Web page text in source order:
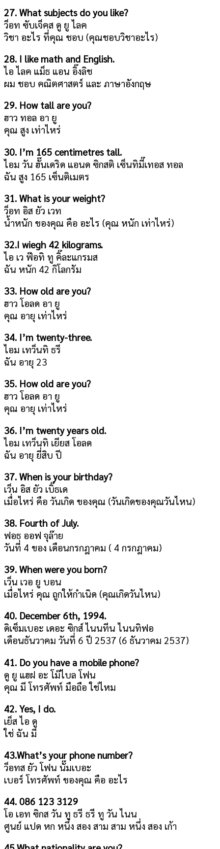
27. What subjects do you like?
ว็อท ซับเจ็คส ดู ยู ไลค
วิชา อะไร ที่คุณ ชอบ (คุณชอบวิชาอะไร)
28. I like math and English.
ไอ ไลค แม็ธ แอน อิ๊งลิช
ผม ชอบ คณิตศาสตร์ และ ภาษาอังกฤษ
29. How tall are you?
ฮาว ทอล อา ยู
คุณ สูง เท่าไหร่
30. I’m 165 centimetres tall.
ไอม วัน ฮั๊นเดริด แอนด ซิกสติ เซ็นทิมี๊เทอส ทอล
ฉัน สูง 165 เซ็นติเมตร
31. What is your weight?
ว็อท อิส ยัว เวท
น้ำหนัก ของคุณ คือ อะไร (คุณ หนัก เท่าไหร่)
32.I wiegh 42 kilograms.
ไอ เว ฟ๊อทิ ทู คิ๊ละแกรมส
ฉัน หนัก 42 กิโลกรัม
33. How old are you?
ฮาว โอลด อา ยู
คุณ อายุ เท่าไหร่
34. I’m twenty-three.
ไอม เทว็นทิ ธรี
ฉัน อายุ 23
35. How old are you?
ฮาว โอลด อา ยู
คุณ อายุ เท่าไหร่
36. I’m twenty years old.
ไอม เทว็นทิ เยียส โอลด
ฉัน อายุ ยี่สิบ ปี
37. When is your birthday?
เว็น อิส ยัว เบิ๊ธเด
เมื่อไหร่ คือ วันเกิด ของคุณ (วันเกิดของคุณวันไหน)
38. Fourth of July.
ฟอธ ออฟ จุล๊าย
วันที่ 4 ของ เดือนกรกฎาคม ( 4 กรกฎาคม)
39. When were you born?
เว็น เวอ ยู บอน
เมื่อไหร่ คุณ ถูกให้กำเนิด (คุณเกิดวันไหน)
40. December 6th, 1994.
ดิเซ็มเบอะ เดอะ ซิกส์ ไนนทีน ไนนทิฟอ
เดือนธันวาคม วันที่ 6 ปี 2537 (6 ธันวาคม 2537)
41. Do you have a mobile phone?
ดู ยู แฮฝ อะ โม๊ไบล โฟน
คุณ มี โทรศัพท์ มือถือ ใช่ไหม
42. Yes, I do.
เย็ส ไอ ดู
ใช่ ฉัน มี
43.What’s your phone number?
ว็อทส ยัว โฟน นั๊มเบอะ
เบอร์ โทรศัพท์ ของคุณ คือ อะไร
44. 086 123 3129
โอ เอท ซิกส วัน ทู ธรี ธรี ทู วัน ไนน
ศูนย์ แปด หก หนึ่ง สอง สาม สาม หนึ่ง สอง เก้า